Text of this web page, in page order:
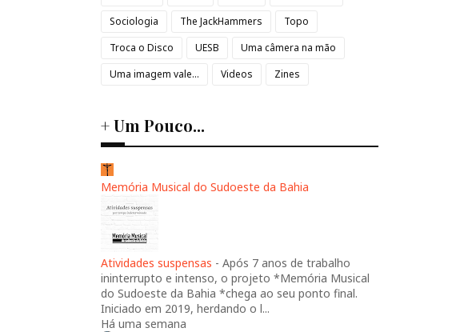
Sociologia
The JackHammers
Topo
Troca o Disco
UESB
Uma câmera na mão
Uma imagem vale...
Videos Zines
+ Um Pouco...
Memória Musical do Sudoeste da Bahia
Atividades suspensas -Após 7 anos de trabalho
ininterrupto e intenso, o projeto *Memória Musical
do Sudoeste da Bahia *chega ao seu ponto final.
Iniciado em 2019, herdando o l...
Há uma semana